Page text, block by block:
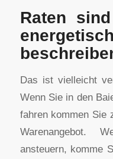
Raten
Das ist vielleicht
Wenn Sie in den
fahren kommen Sie
Warenangebot.
ansteuern, komme